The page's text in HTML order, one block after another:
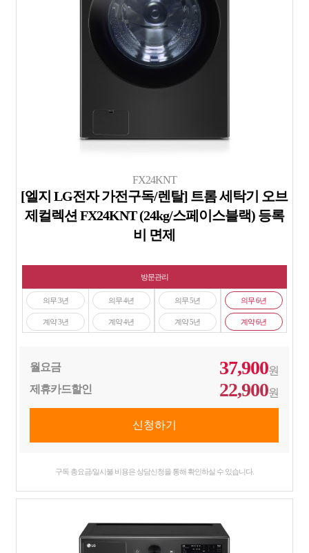
FX24KNT
[엘지 LG전자 가전구독/렌탈] 트롬 세탁기 오브
제컬렉션 FX24KNT (24kg/스페이스블랙) 등록
비 면제
방문관리
의무 3년
계약 3년
의무 4년
계약 4년
의무 5년
계약 5년
의무 6년
계약 6년
월요금 37,900원
제휴카드할인
22,900원
구독 총요금/일시불 비용은 상담신청을 통해 확인하실 수 있습니다.